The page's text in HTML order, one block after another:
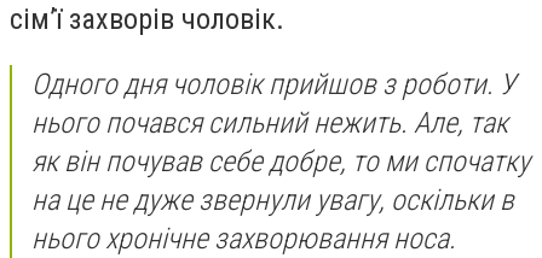
сім’ї захворів чоловік.
Одного дня чоловік прийшов з роботи. У
нього почався сильний нежить. Але, так
як він почував себе добре, то ми спочатку
на це не дуже звернули увагу, оскільки в
нього хронічне захворювання носа.